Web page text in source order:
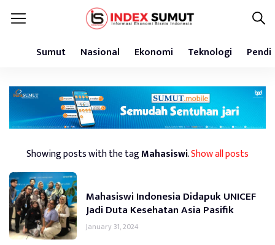
Sumut Nasional Ekonomi Teknologi
Showing posts with the tagMahasiswi.Show all posts
Mahasiswi Indonesia Didapuk UNICEF
Jadi Duta Kesehatan Asia Pasifik
January 31, 2024